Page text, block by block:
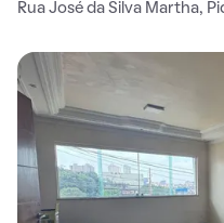
Rua José da Silva Martha,